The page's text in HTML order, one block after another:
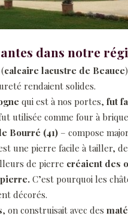
dans notre
calcaire lacustre de Beauce
rendaient solides.
qui est à nos portes, fut
utilisée comme four à
Bourré (41) – compose
une pierre facile à tailler,
de pierre créaient des
C’est pourquoi les
décorés.
, on construisait avec des